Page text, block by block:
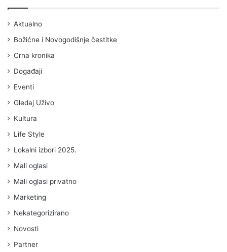
Aktualno
Božićne i Novogodišnje čestitke
Crna kronika
Događaji
Eventi
Gledaj Uživo
Kultura
Life Style
Lokalni izbori 2025.
Mali oglasi
Mali oglasi privatno
Marketing
Nekategorizirano
Novosti
Partner